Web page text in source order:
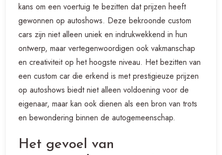
kans om een voertuig te bezitten dat prijzen heeft
gewonnen op autoshows. Deze bekroonde custom
cars zijn niet alleen uniek en indrukwekkend in hun
ontwerp, maar vertegenwoordigen ook vakmanschap
en creativiteit op het hoogste niveau. Het bezitten van
een custom car die erkend is met prestigieuze prijzen
op autoshows biedt niet alleen voldoening voor de
eigenaar, maar kan ook dienen als een bron van trots
en bewondering binnen de autogemeenschap.
Het gevoel van